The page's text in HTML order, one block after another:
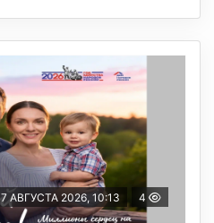
7 АВГУСТА 2026, 10:13 4